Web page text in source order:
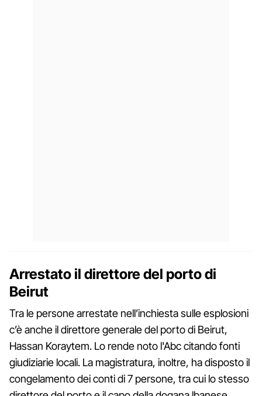
Arrestato il direttore del porto di
Beirut
Tra le persone arrestate nell’inchiesta sulle esplosioni
c’è anche il direttore generale del porto di Beirut,
Hassan Koraytem. Lo rende noto l'Abc citando fonti
giudiziarie locali. La magistratura, inoltre, ha disposto il
congelamento dei conti di 7 persone, tra cui lo stesso